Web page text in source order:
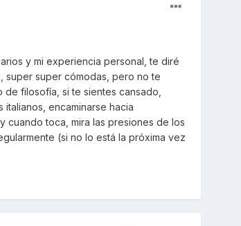
y mi experiencia personal, te diré
super super cómodas, pero no te
de filosofía, si te sientes cansado,
encaminarse hacia
cuando toca, mira las presiones de los
(si no lo está la próxima vez